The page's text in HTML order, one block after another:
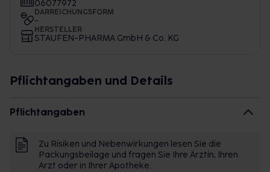
06077972
DARREICHUNGSFORM
-
HERSTELLER
STAUFEN-PHARMA GmbH & Co. KG
Pflichtangaben und Details
Pflichtangaben
Zu Risiken und Nebenwirkungen lesen Sie die
Packungsbeilage und fragen Sie Ihre Ärztin, Ihren
Arzt oder in Ihrer Apotheke.